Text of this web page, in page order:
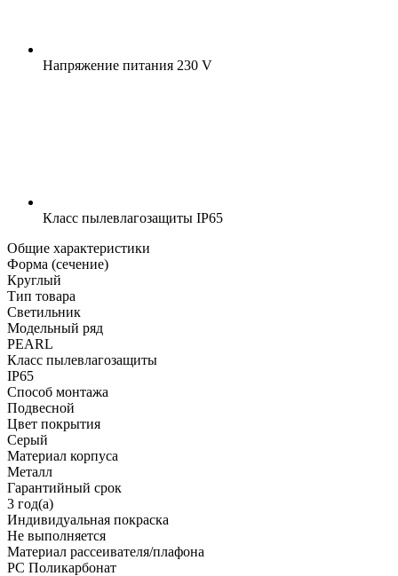
Напряжение питания 230 V
Класс пылевлагозащиты IP65
Общие характеристики
Форма (сечение)
Круглый
Тип товара
Светильник
Модельный ряд
PEARL
Класс пылевлагозащиты
IP65
Способ монтажа
Подвесной
Цвет покрытия
Серый
Материал корпуса
Металл
Гарантийный срок
3 год(а)
Индивидуальная покраска
Не выполняется
Материал рассеивателя/плафона
PC Поликарбонат